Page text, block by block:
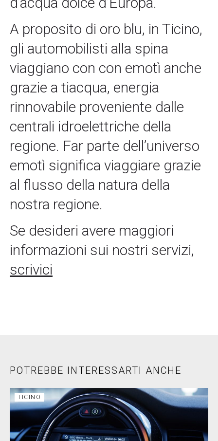
A proposito di oro blu, in Ticino,
gli automobilisti alla spina
viaggiano con con emotì anche
grazie a tiacqua, energia
rinnovabile proveniente dalle
centrali idroelettriche della
regione. Far parte dell’universo
emotì significa viaggiare grazie
al flusso della natura della
nostra regione.
Se desideri avere maggiori
informazioni sui nostri servizi,
scrivici
POTREBBE INTERESSARTI ANCHE
TICINO